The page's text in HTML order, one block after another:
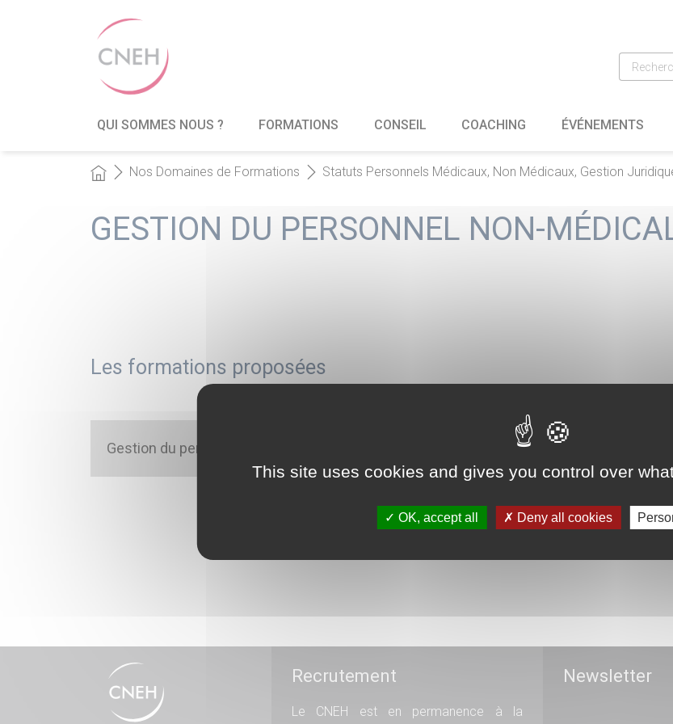
QUI SOMMES NOUS ? FORMATIONS CONSEIL COACHING ÉVÉNEMENTS
Nos Domaines de Formations Statuts Personnels Médicaux, Non Médicaux, Gestion
GESTION DU PERSONNEL NON-
Les formations proposées
Gestion du personnel non-médical
Recrutement
Le CNEH est en permanence à la
Newsletter
This site uses cookies and gives you control over
OK, accept all Deny all cookies